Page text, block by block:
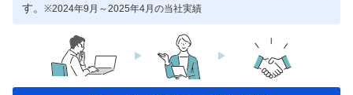
す。 ※2024年9月～2025年4月の当社実績